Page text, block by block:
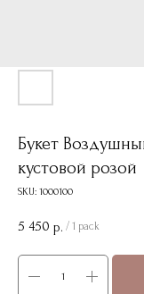
Букет
кустовой розой
SKU: 1000100
5 450 р. / 1 pack